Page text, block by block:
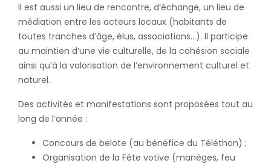
Il est aussi un lieu de rencontre, d’échange, un lieu de
médiation entre les acteurs locaux (habitants de
toutes tranches d’âge, élus, associations…). Il participe
au maintien d’une vie culturelle, de la cohésion sociale
ainsi qu’à la valorisation de l’environnement culturel et
naturel.
Des activités et manifestations sont proposées tout au
long de l’année :
Concours de belote (au bénéfice du Téléthon) ;
Organisation de la Fête votive (manèges, feu